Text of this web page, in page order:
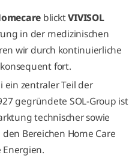
blicktVIVISOL
in der medizinischen
wir durch kontinuierliche
fort.
ein zentraler Teil der
gegründete SOL-Group ist
technischer sowie
Bereichen Home Care